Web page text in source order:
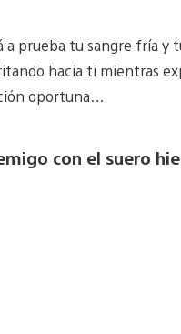
prueba tu sangre fría y
hacia ti mientras
oportuna…
con el suero